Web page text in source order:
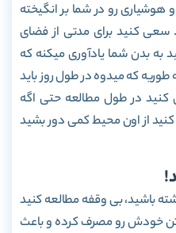
هوشیاری رو در شما بر انگیخته
سعی کنید برای مدتی از فضای
به بدن شما یادآوری میکنه که
که میدوه در طول روز باید
در طول مطالعه حتی اگه
کنید از اون محیط کمی دور بشید
باشید، بی وقفه مطالعه کنید
خودش رو مصرف کرده و باعث